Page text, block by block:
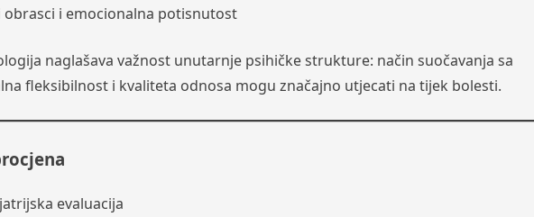
i emocionalna potisnutost
naglašava važnost unutarnje psihičke strukture: način suočavanja sa
fleksibilnost i kvaliteta odnosa mogu značajno utjecati na tijek bolesti.
evaluacija